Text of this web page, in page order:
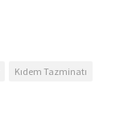
Kıdem Tazminatı